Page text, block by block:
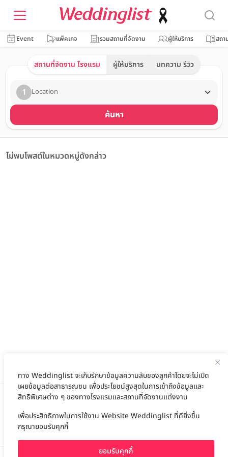
ทาง Weddinglist จะเก็บรักษาข้อมูลความลับของลูกค้าโดยจะไม่เปิด
เผยข้อมูลต่อสาธารณชน เพื่อประโยชน์สูงสุดในการเข้าถึงข้อมูลและ
สิทธิพิเศษต่าง ๆ ของทางโรงแรมและสถานที่จัดงานแต่งงาน
เพื่อประสิทธิภาพในการใช้งาน Website Weddinglist ที่ดียิ่งขึ้น
กรุณายอมรับคุกกี้
ยอมรับคุกกี้
Event แพ็คเกจ รวมสถานที่จัดงาน ผู้ให้บริการ สถา
สถานที่จัดงาน โรงแรม ผู้ให้บริการ บทความ รีวิว
1 Location
ค้นหา
ไม่พบโพสต์ในหมวดหมู่ดังกล่าว
สนับสนุนโดย